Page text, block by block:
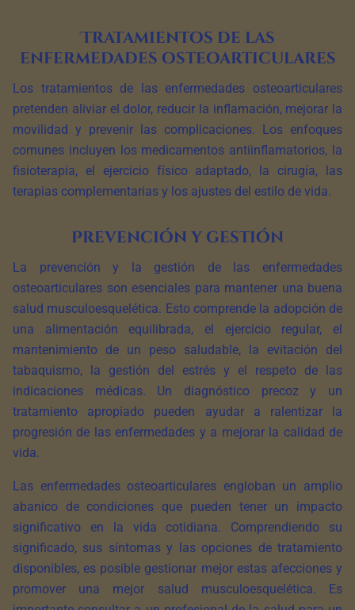
Tratamientos de las
enfermedades osteoarticulares
Los tratamientos de las enfermedades osteoarticulares
pretenden aliviar el dolor, reducir la inflamación, mejorar la
movilidad y prevenir las complicaciones. Los enfoques
comunes incluyen los medicamentos antiinflamatorios, la
fisioterapia, el ejercicio físico adaptado, la cirugía, las
terapias complementarias y los ajustes del estilo de vida.
Prevención y gestión
La prevención y la gestión de las enfermedades
osteoarticulares son esenciales para mantener una buena
salud musculoesquelética. Esto comprende la adopción de
una alimentación equilibrada, el ejercicio regular, el
mantenimiento de un peso saludable, la evitación del
tabaquismo, la gestión del estrés y el respeto de las
indicaciones médicas. Un diagnóstico precoz y un
tratamiento apropiado pueden ayudar a ralentizar la
progresión de las enfermedades y a mejorar la calidad de
vida.
Las enfermedades osteoarticulares engloban un amplio
abanico de condiciones que pueden tener un impacto
significativo en la vida cotidiana. Comprendiendo su
significado, sus síntomas y las opciones de tratamiento
disponibles, es posible gestionar mejor estas afecciones y
promover una mejor salud musculoesquelética. Es